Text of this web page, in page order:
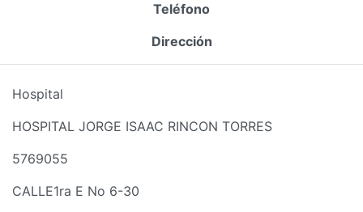
Teléfono
Dirección
Hospital
HOSPITAL JORGE ISAAC RINCON TORRES
5769055
CALLE1ra E No 6-30